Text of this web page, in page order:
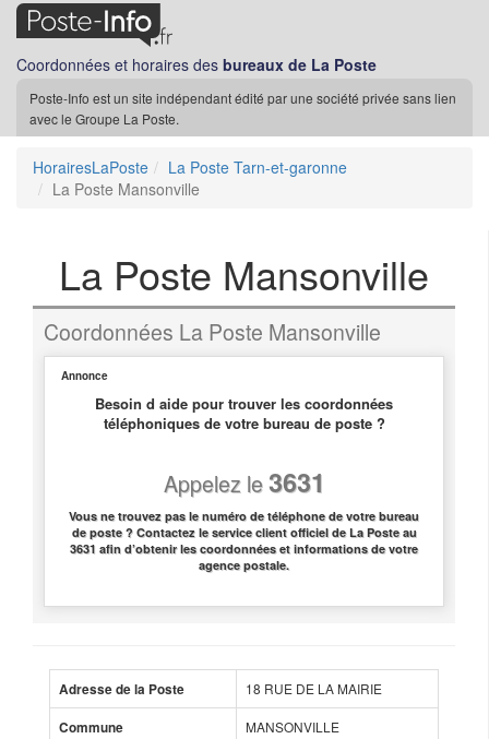
Coordonnées et horaires des bureaux de La Poste
Poste-Info est un site indépendant édité par une société privée sans lien
avec le Groupe La Poste.
HorairesLaPoste
La Poste Tarn-et-garonne
La Poste Mansonville
La Poste Mansonville
Coordonnées La Poste Mansonville
Annonce
Besoin d aide pour trouver les coordonnées
téléphoniques de votre bureau de poste ?
Appelez le3631
Vous ne trouvez pas le numéro de téléphone de votre bureau
de poste ? Contactez le service client officiel de La Poste au
3631 afin d’obtenir les coordonnées et informations de votre
agence postale.
Adresse de la Poste 18 RUE DE LA MAIRIE
Commune MANSONVILLE